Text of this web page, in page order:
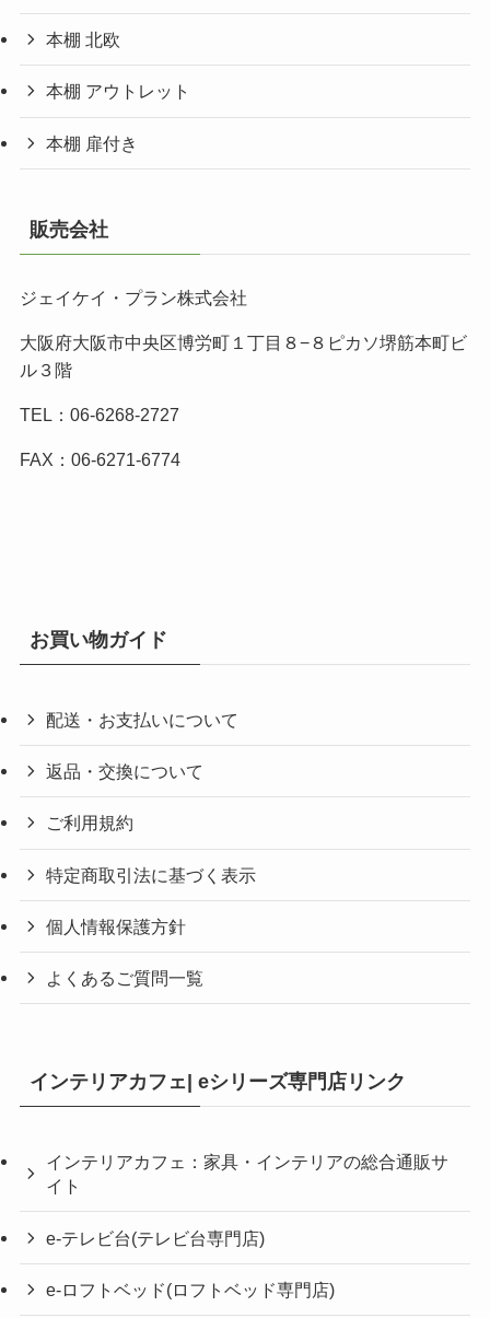
本棚 北欧
本棚 アウトレット
本棚 扉付き
販売会社
ジェイケイ・プラン株式会社
大阪府大阪市中央区博労町１丁目８−８ピカソ堺筋本町ビ
ル３階
TEL：06-6268-2727
FAX：06-6271-6774
お買い物ガイド
配送・お支払いについて
返品・交換について
ご利用規約
特定商取引法に基づく表示
個人情報保護方針
よくあるご質問一覧
インテリアカフェ| eシリーズ専門店リンク
インテリアカフェ：家具・インテリアの総合通販サ
イト
e-テレビ台(テレビ台専門店)
e-ロフトベッド(ロフトベッド専門店)